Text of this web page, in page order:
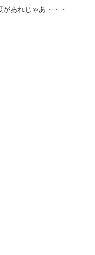
あれじゃあ・・・